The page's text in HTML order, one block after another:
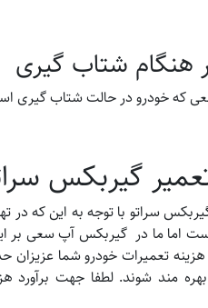
هنگام شتاب گیری
که خودرو در حالت شتاب
گیربکس
سراتو با توجه به این که
هزینه تعمیرات خودرو شما عزیزان
مند شوند. لطفا جهت برآورد